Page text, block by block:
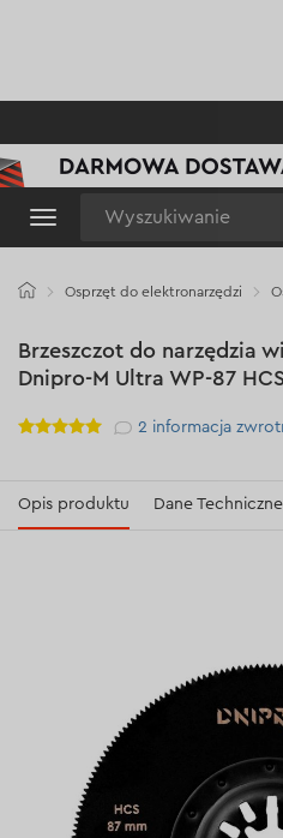
Osprzęt do elektronarzędzi
Brzeszczot do narzędzia
Dnipro-M Ultra WP-87 HCS
Рейтинг 2 informacja
Opis produktu Dane Techniczne